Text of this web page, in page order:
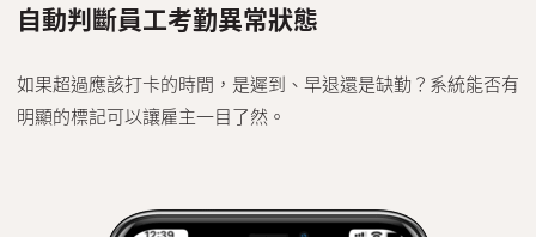
自動判斷員工考勤異常狀態
如果超過應該打卡的時間，是遲到、早退還是缺勤？系統能否有
明顯的標記可以讓雇主一目了然。